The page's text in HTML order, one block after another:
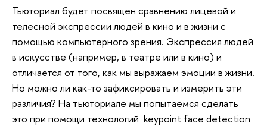
Тьюториал будет посвящен сравнению лицевой и
телесной экспрессии людей в кино и в жизни с
помощью компьютерного зрения. Экспрессия людей
в искусстве (например, в театре или в кино) и
отличается от того, как мы выражаем эмоции в жизни.
Но можно ли как-то зафиксировать и измерить эти
различия? На тьюториале мы попытаемся сделать
это при помощи технологий  keypoint face detection